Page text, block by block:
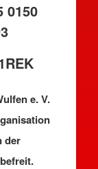
0150
e. V.
der